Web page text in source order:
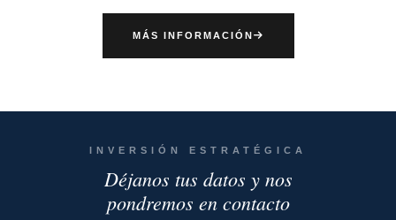
MÁS INFORMACIÓN
INVERSIÓN ESTRATÉGICA
Déjanos tus datos y nos
pondremos en contacto